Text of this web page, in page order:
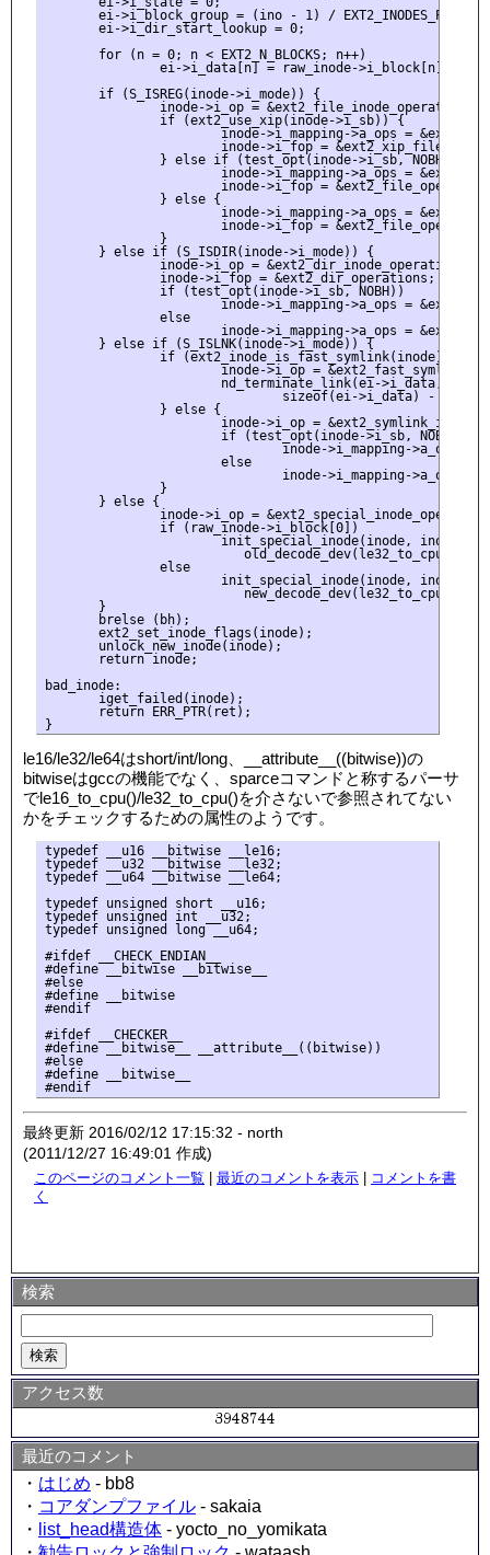
ei->i_block_group = (ino - 1) /
       ei->i_dir_start_lookup = 0;
       for (n = 0; n < EXT2_N_BLOCKS; n++)
               ei->i_data[n] = raw_inode->i_block[n];
       if (S_ISREG(inode->i_mode)) {
               inode->i_op = &ext2_file_inode_operations;
               if (ext2_use_xip(inode->i_sb)) {
inode->i_mapping->a_ops =
inode->i_fop =
               } else if (test_opt(inode->i_sb, NOBH)) {
inode->i_mapping->a_ops =
inode->i_fop =
               } else {
inode->i_mapping->a_ops =
inode->i_fop =
               }
       } else if (S_ISDIR(inode->i_mode)) {
               inode->i_op = &ext2_dir_inode_operations;
               inode->i_fop = &ext2_dir_operations;
               if (test_opt(inode->i_sb, NOBH))
inode->i_mapping->a_ops =
               else
inode->i_mapping->a_ops =
       } else if (S_ISLNK(inode->i_mode)) {
               if (ext2_inode_is_fast_symlink(inode)) {
inode->i_op =
nd_terminate_link(ei->i_data,
                               sizeof(ei->i_data) - 1);
               } else {
inode->i_op =
                       if (test_opt(inode->i_sb, NOBH))
inode->i_mapping->a_ops =
                       else
inode->i_mapping->a_ops =
               }
       } else {
inode->i_op =
               if (raw_inode->i_block[0])
init_special_inode(inode, inode-
               else
init_special_inode(inode, inode-
       }
       brelse (bh);
       ext2_set_inode_flags(inode);
       unlock_new_inode(inode);
       return inode;
bad_inode:
       iget_failed(inode);
       return ERR_PTR(ret);
le16/le32/le64はshort/int/long、__attribute__((bitwise))の
bitwiseはgccの機能でなく、sparceコマンドと称するパーサ
でle16_to_cpu()/le32_to_cpu()を介さないで参照されてない
かをチェックするための属性のようです。
typedef __u16 __bitwise __le16;
typedef __u32 __bitwise __le32;
typedef __u64 __bitwise __le64;
typedef unsigned short __u16;
typedef unsigned int __u32;
typedef unsigned long __u64;
#ifdef __CHECK_ENDIAN__
#define __bitwise __bitwise__
#else
#define __bitwise
#endif
#ifdef __CHECKER__
#define __bitwise__ __attribute__((bitwise))
#else
#define __bitwise__
#endif
最終更新 2016/02/12 17:15:32 - north
(2011/12/27 16:49:01 作成)
このページのコメント一覧 最近のコメントを表示
コメントを書
く
検索
アクセス数
最近のコメント
・ はじめ - bb8
・ コアダンプファイル - sakaia
・
list_head構造体 - yocto_no_yomikata